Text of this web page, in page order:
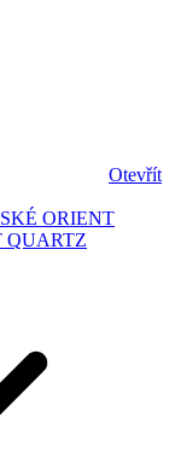
Otevřít
ORIENT
QUARTZ